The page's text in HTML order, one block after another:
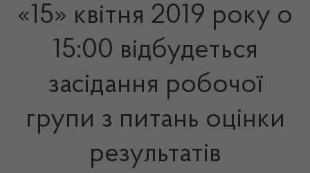
«15» квітня 2019 року о
15:00 відбудеться
засідання робочої
групи з питань оцінки
результатів